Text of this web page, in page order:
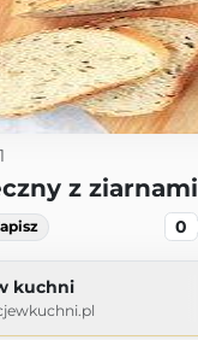
z ziarnami
0
kuchni